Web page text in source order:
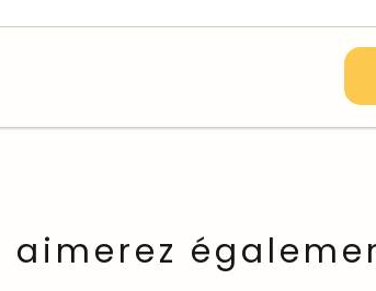
aimerez